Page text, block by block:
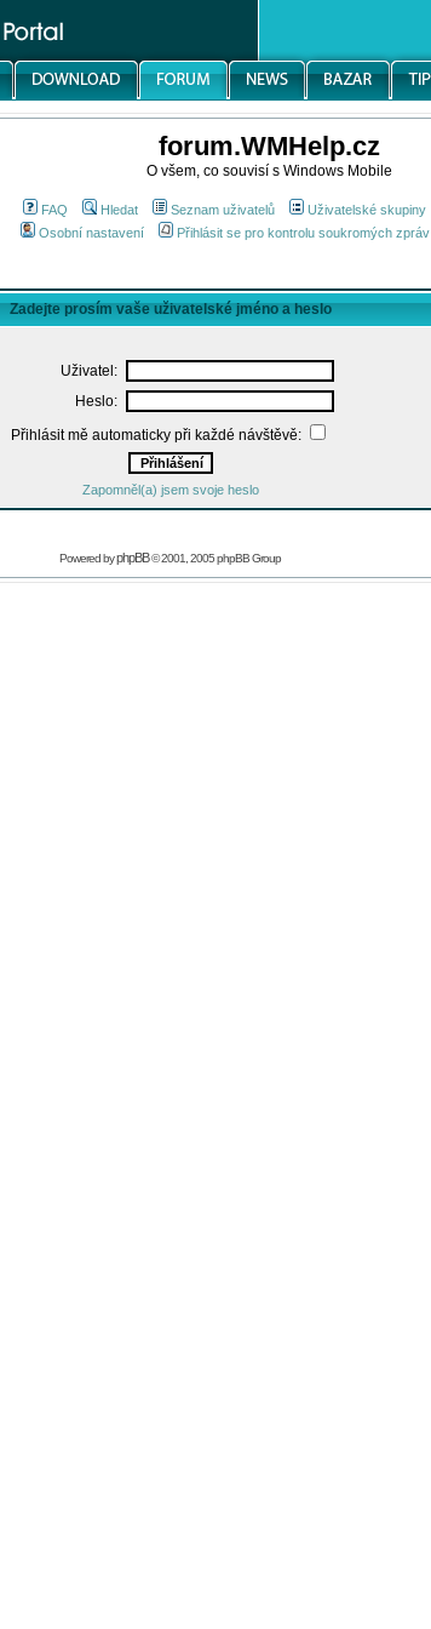
forum.WMHelp.cz
O všem, co souvisí s Windows Mobile
FAQ Hledat Seznam uživatelů Uživatelské skupiny
Osobní nastavení
Přihlásit se pro kontrolu soukromých zpráv
Zadejte prosím vaše uživatelské jméno a heslo
Uživatel:
Heslo:
Přihlásit mě automaticky při každé návštěvě:
Zapomněl(a) jsem svoje heslo
Powered byphpBB© 2001, 2005 phpBB Group